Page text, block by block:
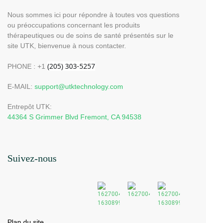
Nous sommes ici pour répondre à toutes vos questions
ou préoccupations concernant les produits
thérapeutiques ou de soins de santé présentés sur le
site UTK, bienvenue à nous contacter.
PHONE : +1
E-MAIL: support@utktechnology.com
Entrepôt UTK:
44364 S Grimmer Blvd Fremont, CA 94538
Suivez-nous